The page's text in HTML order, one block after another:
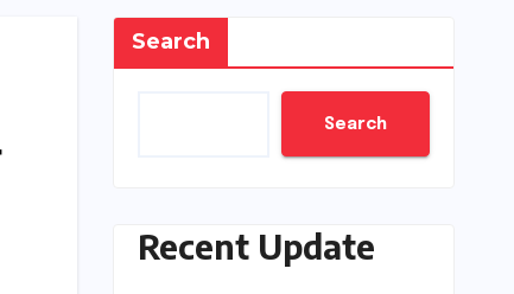
Search
Search
Recent Update